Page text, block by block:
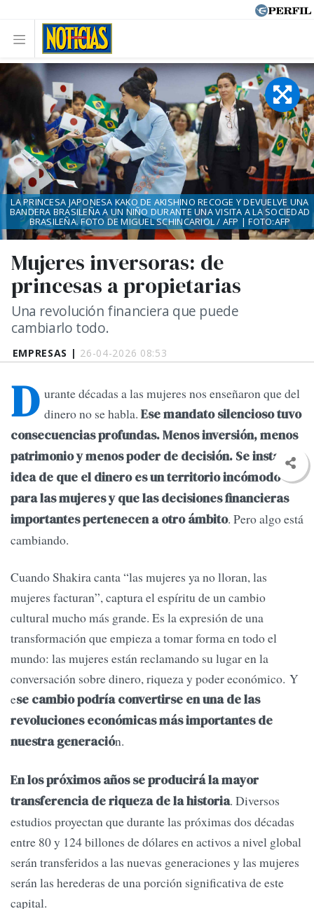
EMPRESAS | 26-04-2026 08:53
Mujeres inversoras: de
princesas a propietarias
Una revolución financiera que puede
cambiarlo todo.
LA PRINCESA JAPONESA KAKO DE AKISHINO RECOGE Y DEVUELVE UNA
BANDERA BRASILEÑA A UN NIÑO DURANTE UNA VISITA A LA SOCIEDAD
BRASILEÑA. FOTO DE MIGUEL SCHINCARIOL / AFP | FOTO:AFP
D urante décadas a las mujeres nos enseñaron que del
dinero no se habla. Ese mandato silencioso tuvo
consecuencias profundas. Menos inversión, menos
patrimonio y menos poder de decisión. Se instaló la
idea de que el dinero es un territorio incómodo
para las mujeres y que las decisiones financieras
importantes pertenecen a otro ámbito. Pero algo está
cambiando.
Cuando Shakira canta “las mujeres ya no lloran, las
mujeres facturan”, captura el espíritu de un cambio
cultural mucho más grande. Es la expresión de una
transformación que empieza a tomar forma en todo el
mundo: las mujeres están reclamando su lugar en la
conversación sobre dinero, riqueza y poder económico. Y
ese cambio podría convertirse en una de las
revoluciones económicas más importantes de
nuestra generación.
En los próximos años se producirá la mayor
transferencia de riqueza de la historia. Diversos
estudios proyectan que durante las próximas dos décadas
entre 80 y 124 billones de dólares en activos a nivel global
serán transferidos a las nuevas generaciones y las mujeres
serán las herederas de una porción significativa de este
capital.